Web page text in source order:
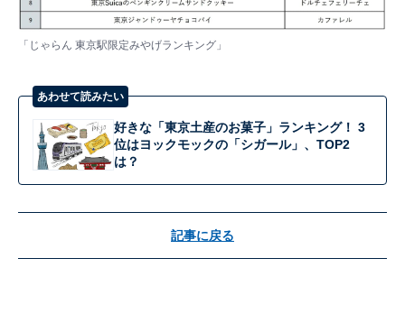
「じゃらん 東京駅限定みやげランキング」
あわせて読みたい
好きな「東京土産のお菓子」ランキング！ 3
位はヨックモックの「シガール」、TOP2
は？
記事に戻る